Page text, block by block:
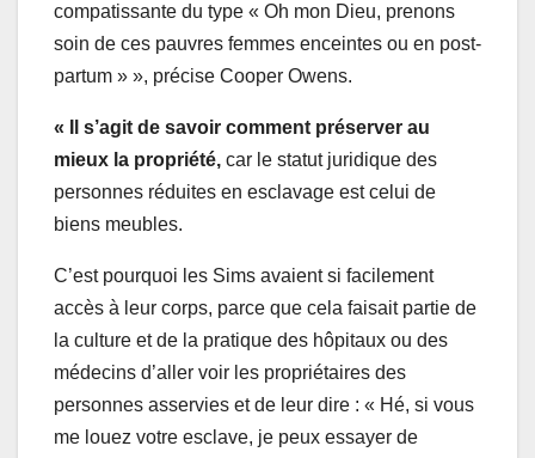
compatissante du type « Oh mon Dieu, prenons
soin de ces pauvres femmes enceintes ou en post-
partum » », précise Cooper Owens.
« Il s’agit de savoir comment préserver au
mieux la propriété, car le statut juridique des
personnes réduites en esclavage est celui de
biens meubles.
C’est pourquoi les Sims avaient si facilement
accès à leur corps, parce que cela faisait partie de
la culture et de la pratique des hôpitaux ou des
médecins d’aller voir les propriétaires des
personnes asservies et de leur dire : « Hé, si vous
me louez votre esclave, je peux essayer de